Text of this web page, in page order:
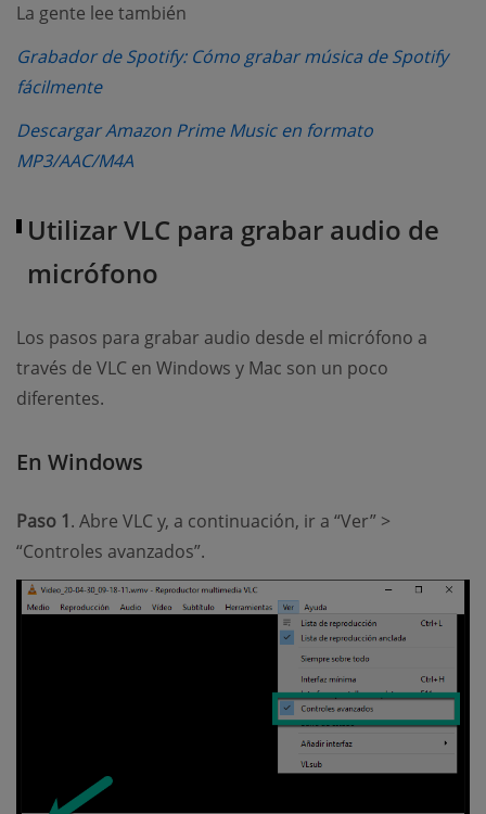
La gente lee también
Grabador de Spotify: Cómo grabar música de Spotify
fácilmente(opens new window)
Descargar Amazon Prime Music en formato
MP3/AAC/M4A(opens new window)
Utilizar VLC para grabar audio de
micrófono
Los pasos para grabar audio desde el micrófono a
través de VLC en Windows y Mac son un poco
diferentes.
En Windows
Paso 1. Abre VLC y, a continuación, ir a “Ver” >
“Controles avanzados”.